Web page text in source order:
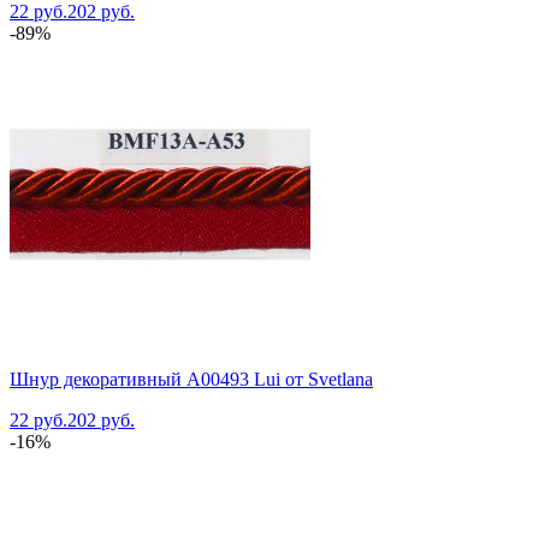
22 руб.202 руб.
-89%
Шнур декоративный A00493 Lui от Svetlana
22 руб.202 руб.
-16%